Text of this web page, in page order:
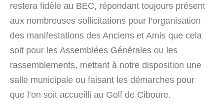
restera fidèle au BEC, répondant toujours présent
aux nombreuses sollicitations pour l’organisation
des manifestations des Anciens et Amis que cela
soit pour les Assemblées Générales ou les
rassemblements, mettant à notre disposition une
salle municipale ou faisant les démarches pour
que l’on soit accueilli au Golf de Ciboure.